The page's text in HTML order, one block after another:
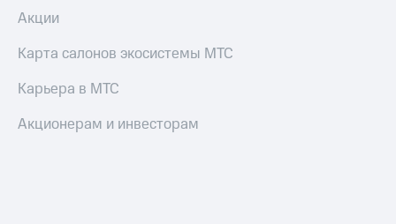
Акции
Карта салонов экосистемы МТС
Карьера в МТС
Акционерам и инвесторам